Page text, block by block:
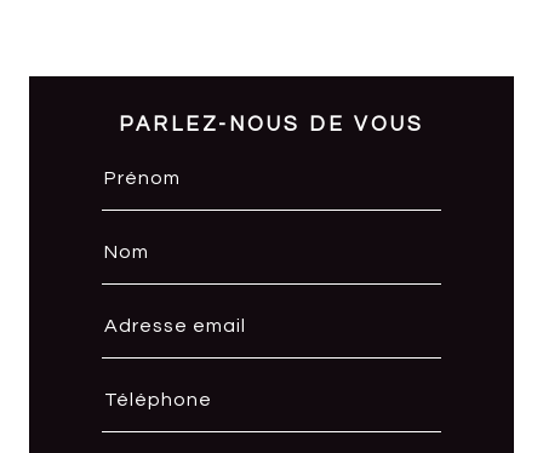
PARLEZ-NOUS DE VOUS